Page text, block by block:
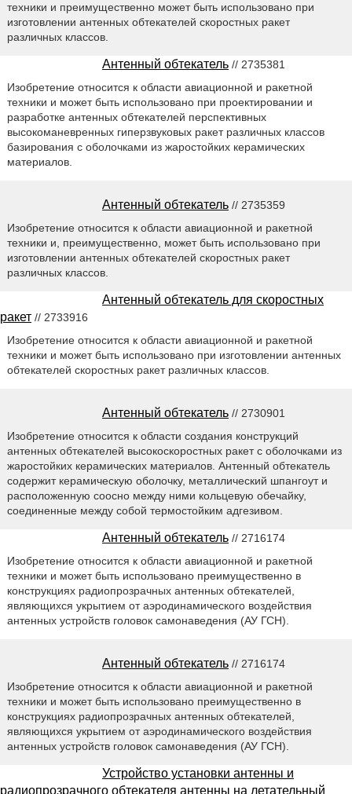
техники и преимущественно может быть использовано при
изготовлении антенных обтекателей скоростных ракет
различных классов.
Антенный обтекатель // 2735381
Изобретение относится к области авиационной и ракетной
техники и может быть использовано при проектировании и
разработке антенных обтекателей перспективных
высокоманевренных гиперзвуковых ракет различных классов
базирования с оболочками из жаростойких керамических
материалов.
Антенный обтекатель // 2735359
Изобретение относится к области авиационной и ракетной
техники и, преимущественно, может быть использовано при
изготовлении антенных обтекателей скоростных ракет
различных классов.
Антенный обтекатель для скоростных
ракет // 2733916
Изобретение относится к области авиационной и ракетной
техники и может быть использовано при изготовлении антенных
обтекателей скоростных ракет различных классов.
Антенный обтекатель // 2730901
Изобретение относится к области создания конструкций
антенных обтекателей высокоскоростных ракет с оболочками из
жаростойких керамических материалов. Антенный обтекатель
содержит керамическую оболочку, металлический шпангоут и
расположенную соосно между ними кольцевую обечайку,
соединенные между собой термостойким адгезивом.
Антенный обтекатель // 2716174
Изобретение относится к области авиационной и ракетной
техники и может быть использовано преимущественно в
конструкциях радиопрозрачных антенных обтекателей,
являющихся укрытием от аэродинамического воздействия
антенных устройств головок самонаведения (АУ ГСН).
Антенный обтекатель // 2716174
Изобретение относится к области авиационной и ракетной
техники и может быть использовано преимущественно в
конструкциях радиопрозрачных антенных обтекателей,
являющихся укрытием от аэродинамического воздействия
антенных устройств головок самонаведения (АУ ГСН).
Устройство установки антенны и
радиопрозрачного обтекателя антенны на летательный